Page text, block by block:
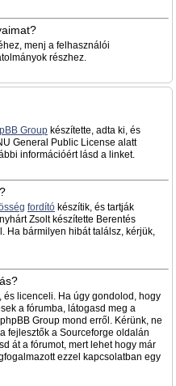
menj a felhasználói
részhez.
Group készítette, adta ki, és
General Public License alatt
információért lásd a linket.
fordító készítik, és tartják
Zsolt készítette Berentés
Ha bármilyen hibát találsz, kérjük,
és licenceli. Ha úgy gondolod, hogy
a fórumba, látogasd meg a
Group mond erről. Kérünk, ne
fejlesztők a Sourceforge oldalán
át a fórumot, mert lehet hogy már
ezzel kapcsolatban egy